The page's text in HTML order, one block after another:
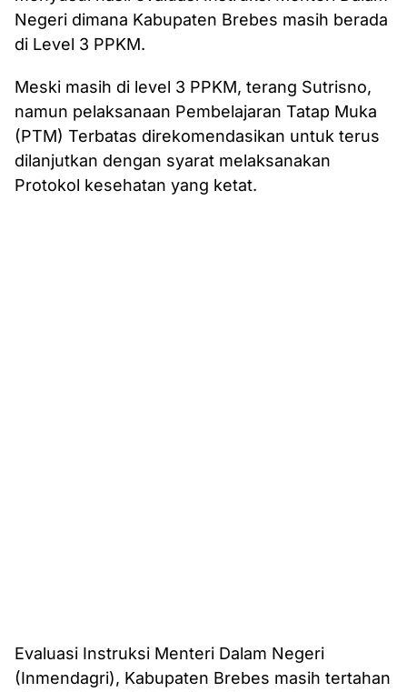
Negeri dimana Kabupaten Brebes masih berada
di Level 3 PPKM.
Meski masih di level 3 PPKM, terang Sutrisno,
namun pelaksanaan Pembelajaran Tatap Muka
(PTM) Terbatas direkomendasikan untuk terus
dilanjutkan dengan syarat melaksanakan
Protokol kesehatan yang ketat.
Evaluasi Instruksi Menteri Dalam Negeri
(Inmendagri), Kabupaten Brebes masih tertahan